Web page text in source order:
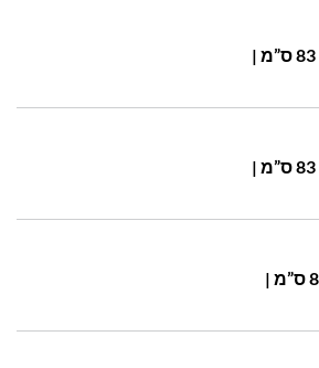
אורך 166 ס”מ | עומק 83 ס”מ |
אורך 166 ס”מ | עומק 83 ס”מ |
אורך 83 ס”מ| עומק 83 ס”מ |